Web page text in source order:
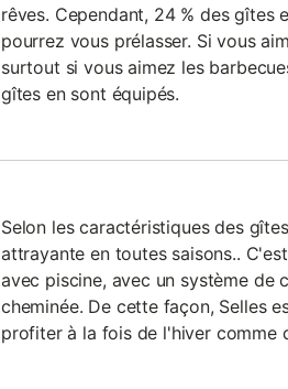
rêves. Cependant, 24 % des gîtes
pourrez vous prélasser. Si vous
surtout si vous aimez les
gîtes en sont équipés.
Selon les caractéristiques des
attrayante en toutes saisons..
avec piscine, avec un système de
cheminée. De cette façon, Selles
profiter à la fois de l'hiver comme